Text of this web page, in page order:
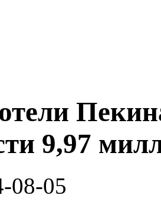
9,97
08-05